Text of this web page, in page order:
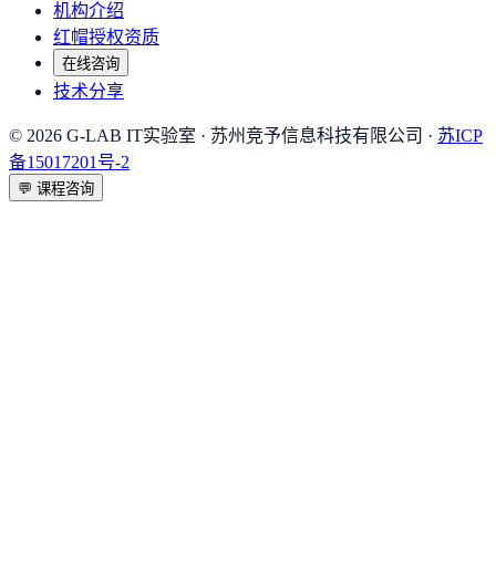
机构介绍
红帽授权资质
在线咨询
技术分享
© 2026 G-LAB IT实验室 · 苏州竞予信息科技有限公司 · 苏ICP
备15017201号-2
💬 课程咨询